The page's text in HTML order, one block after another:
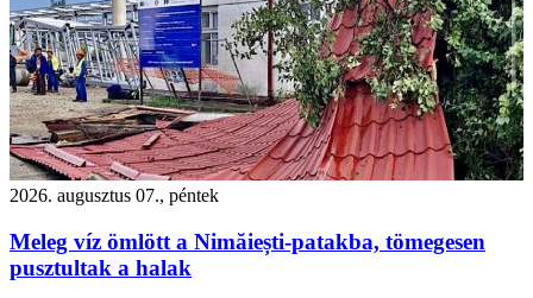
2026. augusztus 07., péntek
Meleg víz ömlött a Nimăiești-patakba, tömegesen
pusztultak a halak